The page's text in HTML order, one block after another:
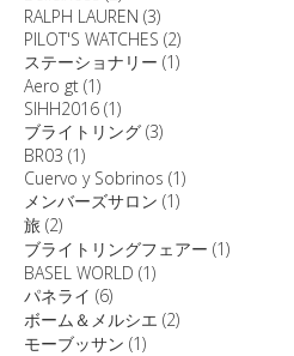
RALPH LAUREN (3)
PILOT'S WATCHES (2)
ステーショナリー (1)
Aero gt (1)
SIHH2016 (1)
ブライトリング (3)
BR03 (1)
Cuervo y Sobrinos (1)
メンバーズサロン (1)
旅 (2)
ブライトリングフェアー (1)
BASEL WORLD (1)
パネライ (6)
ボーム＆メルシエ (2)
モーブッサン (1)